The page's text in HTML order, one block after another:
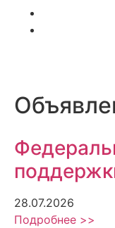
28.07.2026
Подробнее >>